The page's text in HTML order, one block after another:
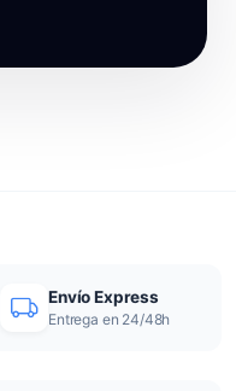
Envío Express
Entrega en 24/48h